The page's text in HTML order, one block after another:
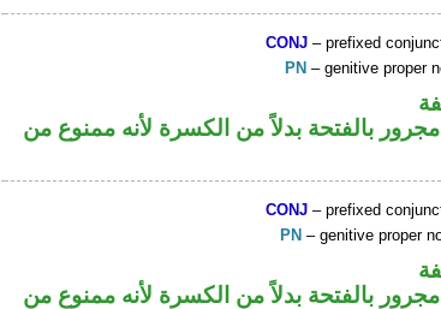
CONJ – prefixed
PN – genitive proper
بالفتحة بدلاً من الكسرة لأنه ممنوع من
CONJ – prefixed
PN – genitive proper
بالفتحة بدلاً من الكسرة لأنه ممنوع من